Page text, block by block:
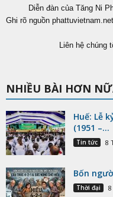
Diễn đàn của Tăng Ni
Ghi rõ nguồn
Liên hệ chúng
NHIỀU BÀI HƠN
Huế: Lễ
(1951 –...
Tin tức 8
Bốn
Thời đại